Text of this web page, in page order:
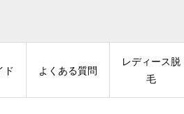
ド よくある質問
レディース脱
毛